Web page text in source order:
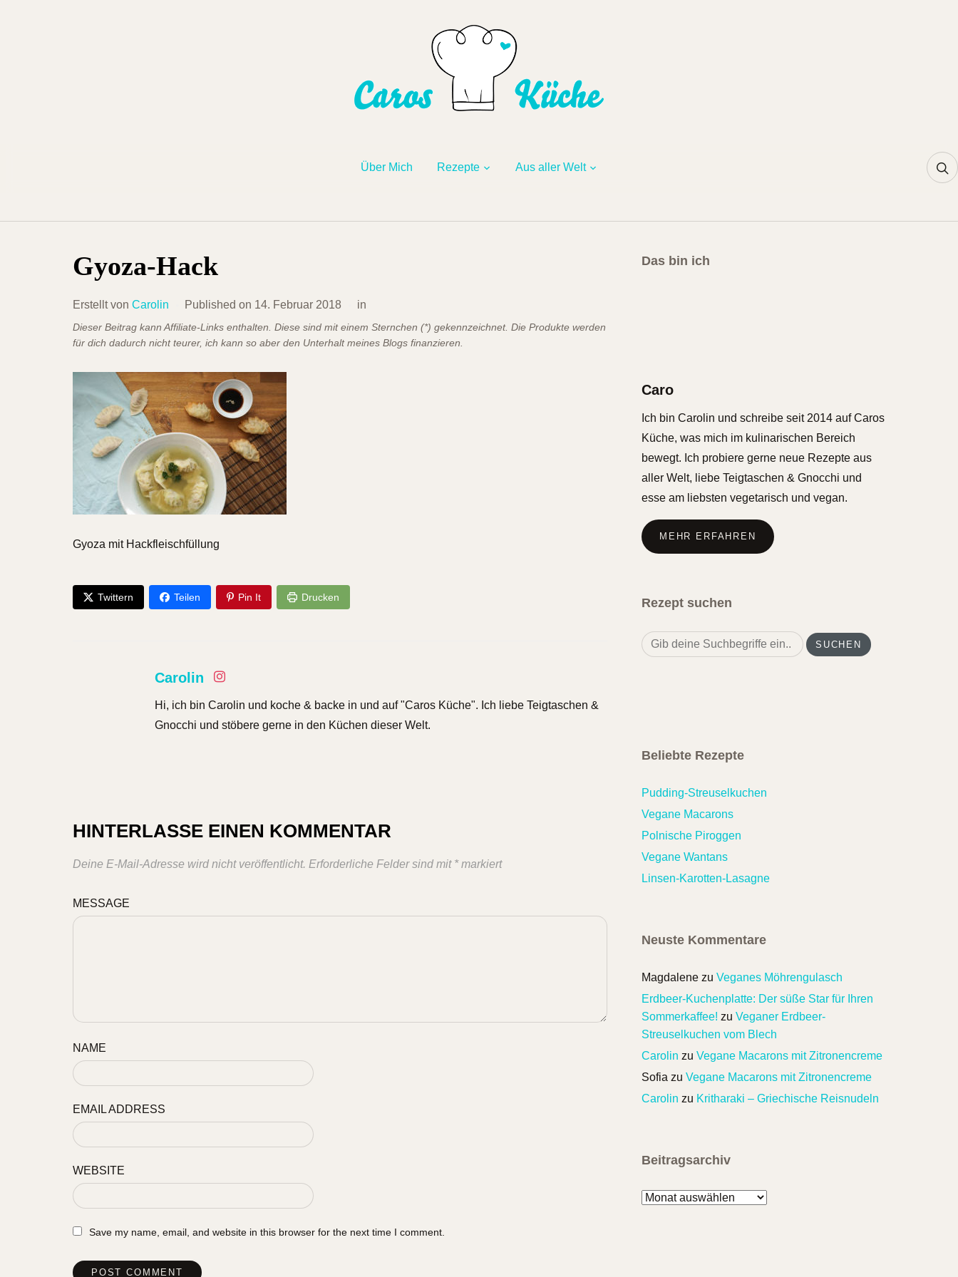
Über Mich Rezepte Aus aller Welt
Gyoza-Hack
Erstellt von Carolin Published on 14. Februar 2018 in
Dieser Beitrag kann Affiliate-Links enthalten. Diese sind mit einem Sternchen (*) gekennzeichnet. Die Produkte werden
für dich dadurch nicht teurer, ich kann so aber den Unterhalt meines Blogs finanzieren.
Gyoza mit Hackfleischfüllung
Twittern Teilen Pin It Drucken
Carolin
Hi, ich bin Carolin und koche & backe in und auf "Caros Küche". Ich liebe Teigtaschen &
Gnocchi und stöbere gerne in den Küchen dieser Welt.
HINTERLASSE EINEN KOMMENTAR
Deine E-Mail-Adresse wird nicht veröffentlicht. Erforderliche Felder sind mit *markiert
MESSAGE
NAME
EMAIL ADDRESS
WEBSITE
Save my name, email, and website in this browser for the next time I comment.
Das bin ich
Caro
Ich bin Carolin und schreibe seit 2014 auf Caros
Küche, was mich im kulinarischen Bereich
bewegt. Ich probiere gerne neue Rezepte aus
aller Welt, liebe Teigtaschen & Gnocchi und
esse am liebsten vegetarisch und vegan.
MEHR ERFAHREN
Rezept suchen
Search
for:
Beliebte Rezepte
Pudding-Streuselkuchen
Vegane Macarons
Polnische Piroggen
Vegane Wantans
Linsen-Karotten-Lasagne
Neuste Kommentare
Magdalene zu Veganes Möhrengulasch
Erdbeer-Kuchenplatte: Der süße Star für Ihren
Sommerkaffee! zu Veganer Erdbeer-
Streuselkuchen vom Blech
Carolin zu Vegane Macarons mit Zitronencreme
Sofia zu Vegane Macarons mit Zitronencreme
Carolin zu Kritharaki – Griechische Reisnudeln
Beitragsarchiv
Beitragsarchiv